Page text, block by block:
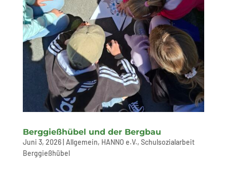
Berggießhübel und der Bergbau
Juni 3, 2026| Allgemein, HANNO e.V., Schulsozialarbeit
Berggießhübel